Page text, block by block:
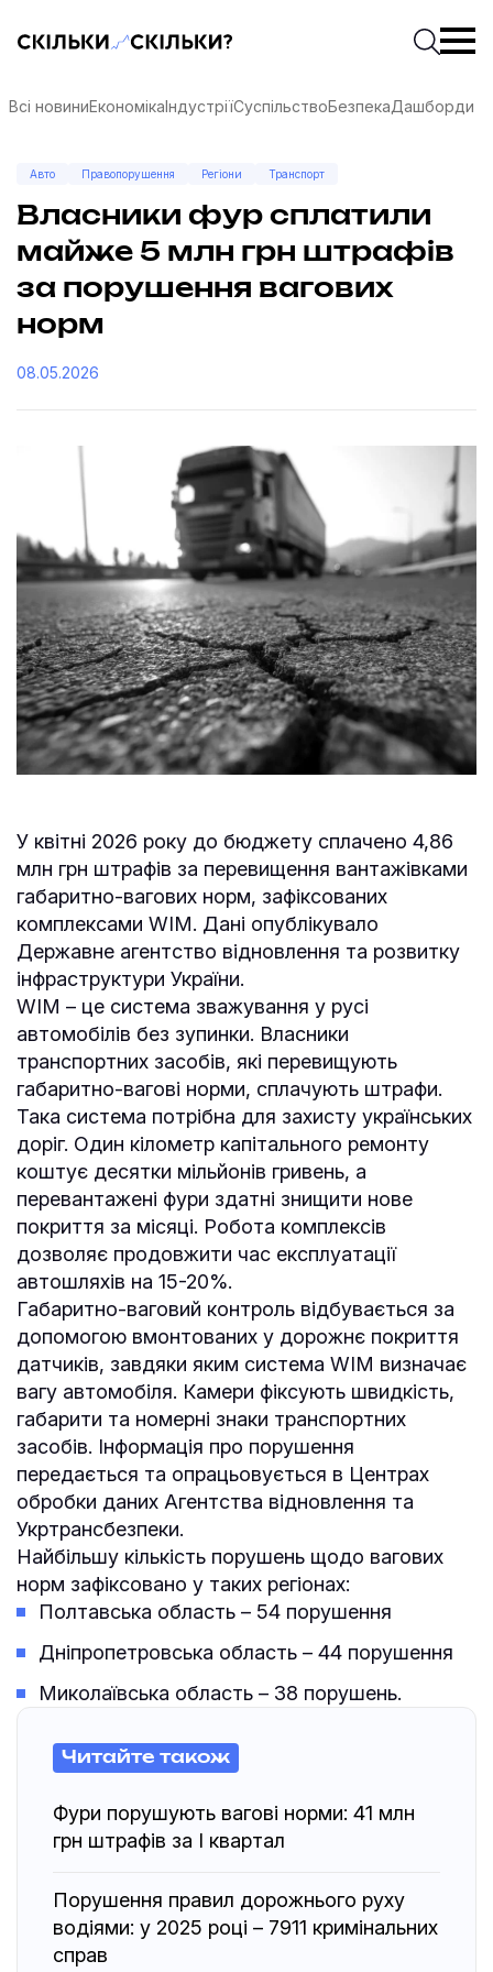
Скільки-скільки? — Медіа про суспільні даніПочати
Всі новиниЕкономікаІндустріїСуспільствоБезпекаДашборди
Авто Правопорушення Регіони Транспорт
Власники фур сплатили
майже 5 млн грн штрафів
за порушення вагових
норм
08.05.2026
У квітні 2026 року до бюджету сплачено 4,86
млн грн штрафів за перевищення вантажівками
габаритно-вагових норм, зафіксованих
комплексами WIM. Дані опублікувало
Державне агентство відновлення та розвитку
інфраструктури України.
WIM – це система зважування у русі
автомобілів без зупинки. Власники
транспортних засобів, які перевищують
габаритно-вагові норми, сплачують штрафи.
Така система потрібна для захисту українських
доріг. Один кілометр капітального ремонту
коштує десятки мільйонів гривень, а
перевантажені фури здатні знищити нове
покриття за місяці. Робота комплексів
дозволяє продовжити час експлуатації
автошляхів на 15-20%.
Габаритно-ваговий контроль відбувається за
допомогою вмонтованих у дорожнє покриття
датчиків, завдяки яким система WIM визначає
вагу автомобіля. Камери фіксують швидкість,
габарити та номерні знаки транспортних
засобів. Інформація про порушення
передається та опрацьовується в Центрах
обробки даних Агентства відновлення та
Укртрансбезпеки.
Найбільшу кількість порушень щодо вагових
норм зафіксовано у таких регіонах:
Полтавська область – 54 порушення
Дніпропетровська область – 44 порушення
Миколаївська область – 38 порушень.
Читайте також
Фури порушують вагові норми: 41 млн
грн штрафів за І квартал
Порушення правил дорожнього руху
водіями: у 2025 році – 7911 кримінальних
справ